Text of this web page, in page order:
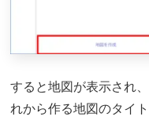
すると地図が表示され
れから作る地図のタイ